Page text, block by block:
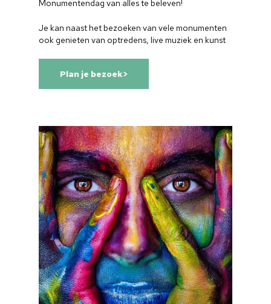
Monumentendag van alles te beleven!
Je kan naast het bezoeken van vele monumenten
ook genieten van optredens, live muziek en kunst
Plan je bezoek>
Cultuuragenda
Over ons
Nieuwsbrief
Doneren